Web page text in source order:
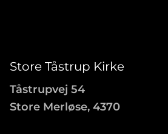
Store Tåstrup Kirke
Tåstrupvej 54
Store Merløse, 4370